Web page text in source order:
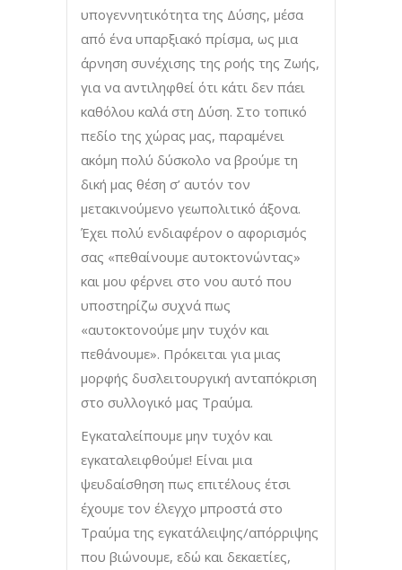
υπογεννητικότητα της Δύσης, μέσα
από ένα υπαρξιακό πρίσμα, ως μια
άρνηση συνέχισης της ροής της Ζωής,
για να αντιληφθεί ότι κάτι δεν πάει
καθόλου καλά στη Δύση. Στο τοπικό
πεδίο της χώρας μας, παραμένει
ακόμη πολύ δύσκολο να βρούμε τη
δική μας θέση σ’ αυτόν τον
μετακινούμενο γεωπολιτικό άξονα.
Έχει πολύ ενδιαφέρον ο αφορισμός
σας «πεθαίνουμε αυτοκτονώντας»
και μου φέρνει στο νου αυτό που
υποστηρίζω συχνά πως
«αυτοκτονούμε μην τυχόν και
πεθάνουμε». Πρόκειται για μιας
μορφής δυσλειτουργική ανταπόκριση
στο συλλογικό μας Τραύμα.
Εγκαταλείπουμε μην τυχόν και
εγκαταλειφθούμε! Είναι μια
ψευδαίσθηση πως επιτέλους έτσι
έχουμε τον έλεγχο μπροστά στο
Τραύμα της εγκατάλειψης/απόρριψης
που βιώνουμε, εδώ και δεκαετίες,